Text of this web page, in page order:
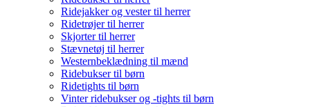
Ridejakker og vester til herrer
Ridetrøjer til herrer
Skjorter til herrer
Stævnetøj til herrer
Westernbeklædning til mænd
Ridebukser til børn
Ridetights til børn
Vinter ridebukser og -tights til børn